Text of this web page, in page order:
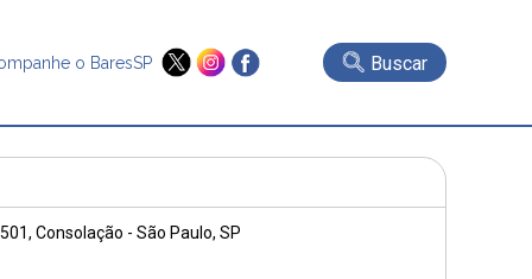
o BaresSP Buscar
, Consolação - São Paulo, SP